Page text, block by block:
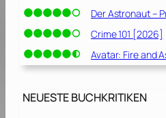
Der Astronaut –
Crime 101 [2026]
Avatar: Fire and
NEUESTE BUCHKRITIKEN